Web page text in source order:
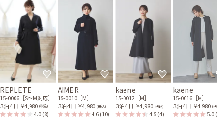
REPLETE
15-0006［S〜M対応］
３泊４日 ￥4,980 (税込)
4.0(8)
AIMER
15-0010［M］
３泊４日 ￥4,980 (税込)
4.6(10)
kaene
15-0012［M］
３泊４日 ￥4,980 (税込)
4.5(4)
kaene
15-0016［M］
３泊４日 ￥4,980 (
5.0